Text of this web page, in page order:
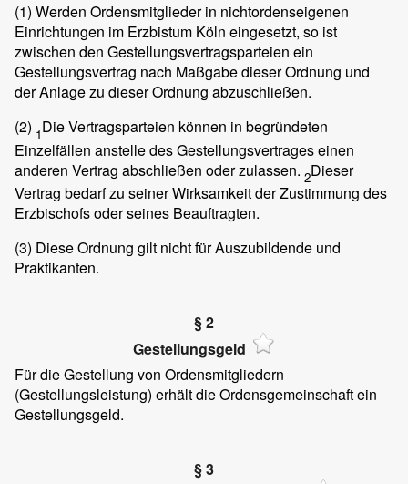
(1) Werden Ordensmitglieder in nichtordenseigenen
Einrichtungen im Erzbistum Köln eingesetzt, so ist
zwischen den Gestellungsvertragsparteien ein
Gestellungsvertrag nach Maßgabe dieser Ordnung und
der Anlage zu dieser Ordnung abzuschließen.
(2) 1Die Vertragsparteien können in begründeten
Einzelfällen anstelle des Gestellungsvertrages einen
anderen Vertrag abschließen oder zulassen. 2Dieser
Vertrag bedarf zu seiner Wirksamkeit der Zustimmung des
Erzbischofs oder seines Beauftragten.
(3) Diese Ordnung gilt nicht für Auszubildende und
Praktikanten.
§ 2
Gestellungsgeld
Für die Gestellung von Ordensmitgliedern
(Gestellungsleistung) erhält die Ordensgemeinschaft ein
Gestellungsgeld.
§ 3